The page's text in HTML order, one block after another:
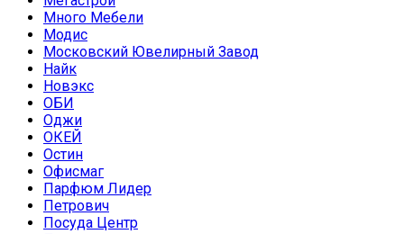
Много Мебели
Модис
Московский Ювелирный Завод
Найк
Новэкс
ОБИ
Оджи
ОКЕЙ
Остин
Офисмаг
Парфюм Лидер
Петрович
Посуда Центр